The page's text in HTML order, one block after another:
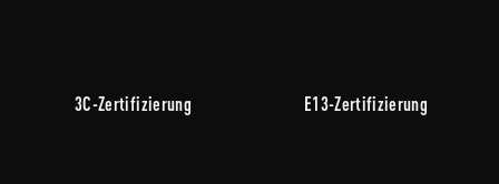
3C-Zertifizierung E13-Zertifizierung